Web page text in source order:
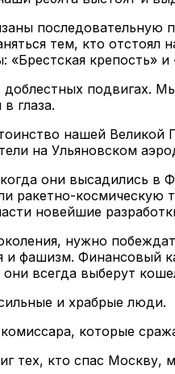
тем, кто
крепость» и
подвигах.
глаза.
нашей
на Ульяновском
они высадились в
ракетно-
новейшие
нужно
фашизм. Финансовый
всегда выберут
и храбрые люди.
которые
тех, кто спас